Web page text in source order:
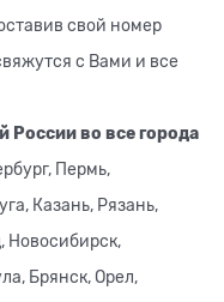
свой номер
с Вами и все
России во все города
Пермь,
Казань, Рязань,
Новосибирск,
Брянск, Орел,